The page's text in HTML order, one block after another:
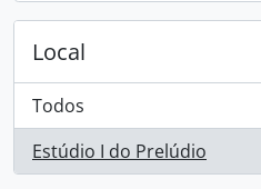
Local
Todos
Estúdio I do Prelúdio
, 1 resultados